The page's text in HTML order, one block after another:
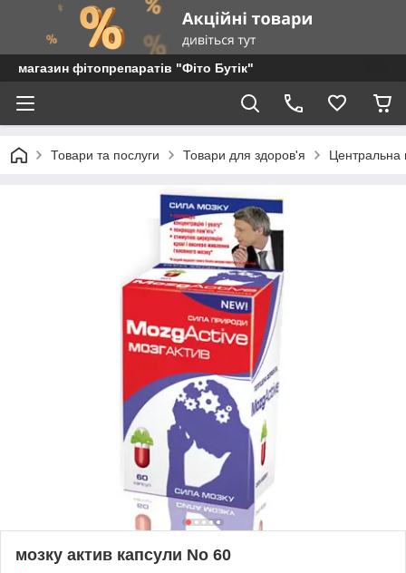
магазин фітопрепаратів "Фіто Бутік"
Товари та послуги Товари для здоров'я Центральна
мозку актив капсули No 60